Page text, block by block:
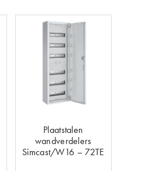
Plaatstalen
wandverdelers
Simcast/W16 – 72TE